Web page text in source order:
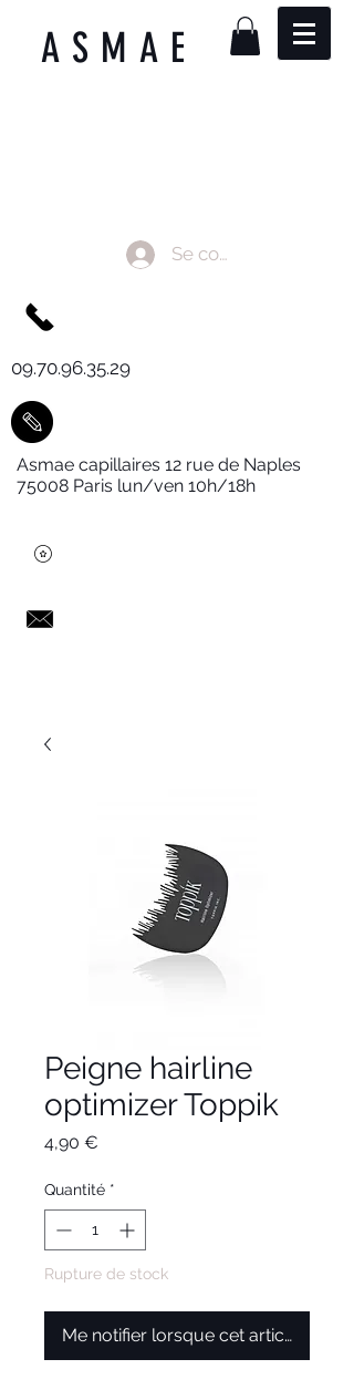
ASMAE
Se connecter
09.70.96.35.29
Asmae capillaires 12 rue de Naples
75008 Paris lun/ven 10h/18h
Peigne hairline
optimizer Toppik
4,90 €
Quantité *
Rupture de stock
Me notifier lorsque cet article est